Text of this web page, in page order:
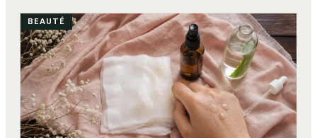
BEAUTÉ